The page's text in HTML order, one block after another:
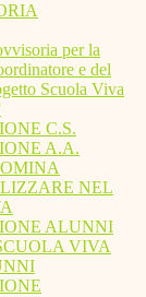
per la
e del
Scuola Viva
C.S.
A.A.
NEL
ALUNNI
VIVA